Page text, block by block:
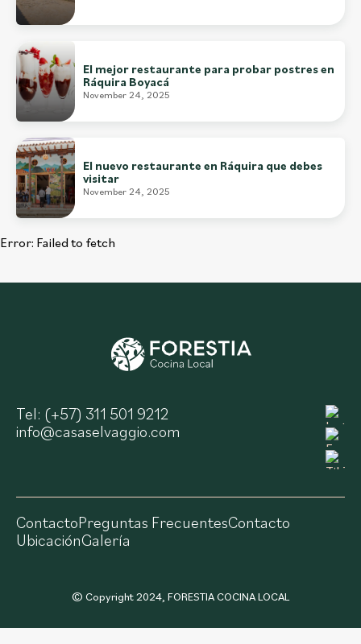
El mejor restaurante para probar postres en
Ráquira Boyacá
November 24, 2025
El nuevo restaurante en Ráquira que debes
visitar
November 24, 2025
Error: Failed to fetch
Tel: (+57) 311 501 9212
info@casaselvaggio.com
ContactoPreguntas FrecuentesContacto
UbicaciónGalería
© Copyright 2024, FORESTIA COCINA LOCAL